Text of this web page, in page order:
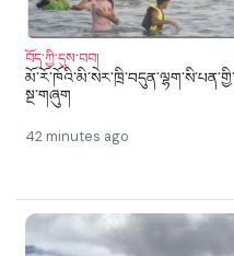
བོད་ཀྱི་དུས་བབ།
སྔ་གཞུག
42 minutes ago